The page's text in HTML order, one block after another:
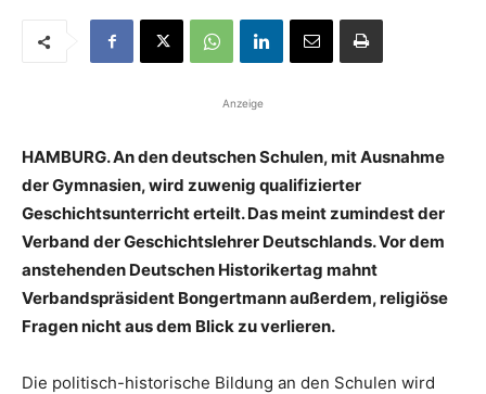
Anzeige
HAMBURG. An den deutschen Schulen, mit Ausnahme
der Gymnasien, wird zuwenig qualifizierter
Geschichtsunterricht erteilt. Das meint zumindest der
Verband der Geschichtslehrer Deutschlands. Vor dem
anstehenden Deutschen Historikertag mahnt
Verbandspräsident Bongertmann außerdem, religiöse
Fragen nicht aus dem Blick zu verlieren.
Die politisch-historische Bildung an den Schulen wird